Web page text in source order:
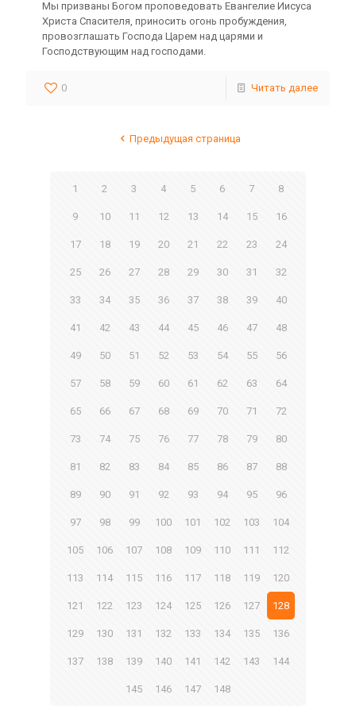
Мы призваны Богом проповедовать Евангелие Иисуса
Христа Спасителя, приносить огонь пробуждения,
провозглашать Господа Царем над царями и
Господствующим над господами.
0 Читать далее
Предыдущая страница
1 2 3 4 5 6 7 8
9 10 11 12 13 14 15 16
17 18 19 20 21 22 23 24
25 26 27 28 29 30 31 32
33 34 35 36 37 38 39 40
41 42 43 44 45 46 47 48
49 50 51 52 53 54 55 56
57 58 59 60 61 62 63 64
65 66 67 68 69 70 71 72
73 74 75 76 77 78 79 80
81 82 83 84 85 86 87 88
89 90 91 92 93 94 95 96
97 98 99 100 101 102 103 104
105 106 107 108 109 110 111 112
113 114 115 116 117 118 119 120
121 122 123 124 125 126 127 128
129 130 131 132 133 134 135 136
137 138 139 140 141 142 143 144
145 146 147 148